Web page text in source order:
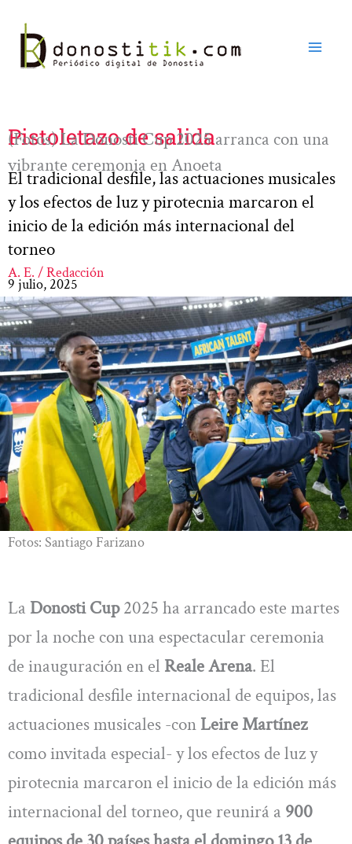
contenido
Pistoletazo de salida
(Fotos) La Donosti Cup 2025 arranca con una
vibrante ceremonia en Anoeta
El tradicional desfile, las actuaciones musicales
y los efectos de luz y pirotecnia marcaron el
inicio de la edición más internacional del
torneo
A. E. / Redacción
9 julio, 2025
Fotos: Santiago Farizano
La Donosti Cup2025 ha arrancado este martes
por la noche con una espectacular ceremonia
de inauguración en el Reale Arena. El
tradicional desfile internacional de equipos, las
actuaciones musicales -con Leire Martínez
como invitada especial- y los efectos de luz y
pirotecnia marcaron el inicio de la edición más
internacional del torneo, que reunirá a 900